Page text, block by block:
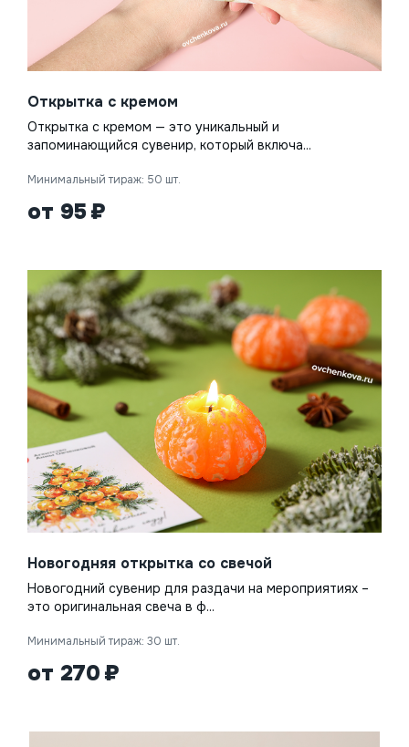
Открытка с кремом
Открытка с кремом — это уникальный и
запоминающийся сувенир, который включа...
Минимальный тираж: 50 шт.
от 95
Новогодняя открытка со свечой
Новогодний сувенир для раздачи на мероприятиях –
это оригинальная свеча в ф...
Минимальный тираж: 30 шт.
от 270